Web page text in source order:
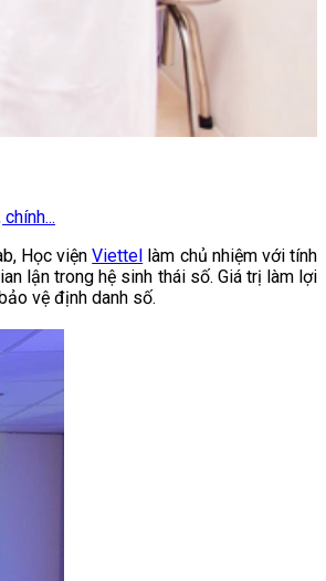
Học viện Viettel
làm chủ nhiệm với tính
lận trong hệ sinh thái số. Giá trị làm lợi
vệ định danh số.